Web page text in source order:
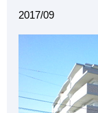
2017/09